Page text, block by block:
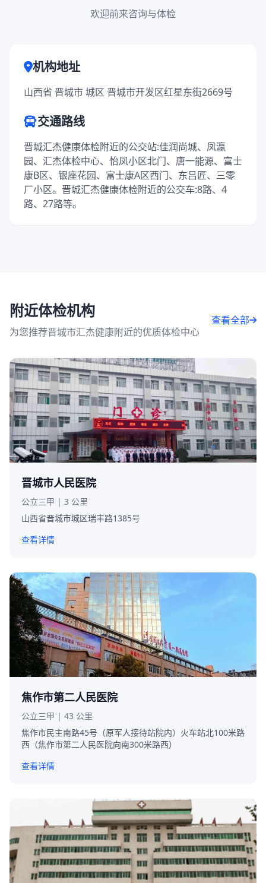
欢迎前来咨询与体检
机构地址
山西省 晋城市 城区 晋城市开发区红星东街2669号
交通路线
晋城汇杰健康体检附近的公交站:佳润尚城、凤瀛
园、汇杰体检中心、怡凤小区北门、唐一能源、富士
康B区、银座花园、富士康A区西门、东吕匠、三零
厂小区。晋城汇杰健康体检附近的公交车:8路、4
路、27路等。
附近体检机构
为您推荐晋城市汇杰健康附近的优质体检中心
查看全部
晋城市人民医院
公立三甲 | 3 公里
山西省晋城市城区瑞丰路1385号
查看详情
焦作市第二人民医院
公立三甲 | 43 公里
焦作市民主南路45号（原军人接待站院内）火车站北100米路
西（焦作市第二人民医院向南300米路西）
查看详情